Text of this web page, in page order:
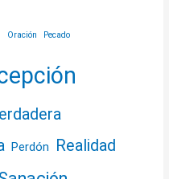
Oración Pecado
Perdón Realidad